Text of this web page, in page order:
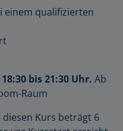
einem qualifizierten
18:30 bis 21:30 Uhr. Ab
Raum
Kurs beträgt 6